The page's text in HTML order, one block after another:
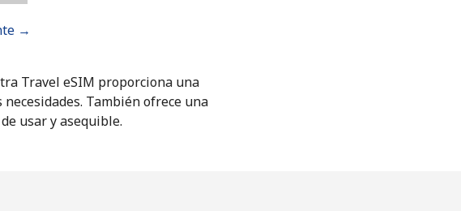
→
→
Travel eSIM proporciona una
También ofrece una
usar y asequible.